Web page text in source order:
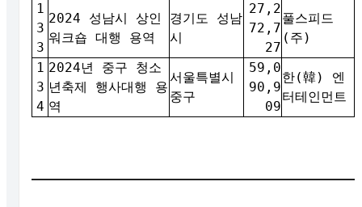
1
3
3
2024 성남시 상인
워크숍 대행 용역
경기도 성남
시
27,2
72,7
27
풀스피드
(주)
1
3
4
2024년 중구 청소
년축제 행사대행 용
역
서울특별시
중구
59,0
90,9
09
한(韓) 엔
터테인먼트